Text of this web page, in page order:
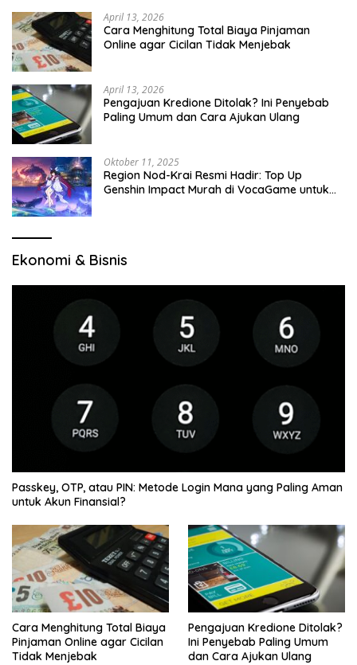
April 13, 2026
Cara Menghitung Total Biaya Pinjaman
Online agar Cicilan Tidak Menjebak
April 13, 2026
Pengajuan Kredione Ditolak? Ini Penyebab
Paling Umum dan Cara Ajukan Ulang
Oktober 11, 2025
Region Nod-Krai Resmi Hadir: Top Up
Genshin Impact Murah di VocaGame untuk
Ekonomi & Bisnis
Passkey, OTP, atau PIN: Metode Login Mana yang Paling Aman
untuk Akun Finansial?
Cara Menghitung Total Biaya
Pinjaman Online agar Cicilan
Tidak Menjebak
Pengajuan Kredione Ditolak?
Ini Penyebab Paling Umum
dan Cara Ajukan Ulang